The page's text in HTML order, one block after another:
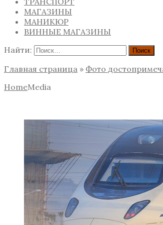
МАГАЗИНЫ
МАНИКЮР
ВИННЫЕ МАГАЗИНЫ
Найти:
Главная страница » Фото
HomeMedia